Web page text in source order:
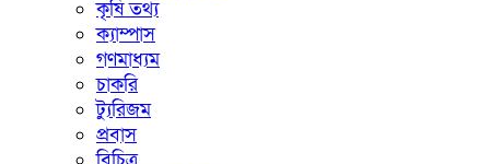
কৃষি তথ্য
ক্যাম্পাস
গণমাধ্যম
চাকরি
ট্যুরিজম
প্রবাস